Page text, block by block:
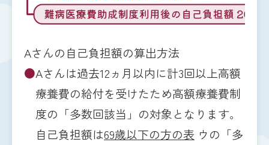
Aさんの自己負担額の算出方法
●Aさんは過去12ヵ月以内に計3回以上高額
療養費の給付を受けたため高額療養費制
度の「多数回該当」の対象となります。
自己負担額は69歳以下の方の表 ウの「多